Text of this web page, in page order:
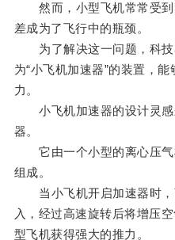
然而，小型飞机常常受到
差成为了飞行中的瓶颈。
为了解决这一问题，科技
为“小飞机加速器”的装置，
力。
小飞机加速器的设计灵感
器。
它由一个小型的离心压气
组成。
当小飞机开启加速器时，
入，经过高速旋转后将增压
型飞机获得强大的推力。